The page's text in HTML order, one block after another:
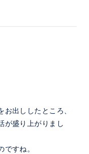
出ししたところ、
が盛り上がりまし
すね。